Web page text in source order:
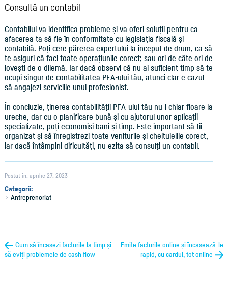
Consultă un contabil
Contabilul va identifica probleme și va oferi soluții pentru ca
afacerea ta să fie în conformitate cu legislația fiscală și
contabilă. Poți cere părerea expertului la început de drum, ca să
te asiguri că faci toate operațiunile corect; sau ori de câte ori de
lovești de o dilemă. Iar dacă observi că nu ai suficient timp să te
ocupi singur de contabilitatea PFA-ului tău, atunci clar e cazul
să angajezi serviciile unui profesionist.
În concluzie, ținerea contabilității PFA-ului tău nu-i chiar floare la
ureche, dar cu o planificare bună și cu ajutorul unor aplicații
specializate, poți economisi bani și timp. Este important să fii
organizat și să înregistrezi toate veniturile și cheltuielile corect,
iar dacă întâmpini dificultăți, nu ezita să consulți un contabil.
Postat în: aprilie 27, 2023
Categorii:
Antreprenoriat
Cum să încasezi facturile la timp și
să eviți problemele de cash flow
Emite facturile online și încasează-le
rapid, cu cardul, tot online